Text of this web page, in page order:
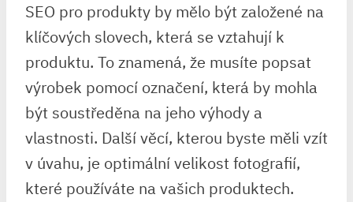
SEO pro produkty by mělo být založené na
klíčových slovech, která se vztahují k
produktu. To znamená, že musíte popsat
výrobek pomocí označení, která by mohla
být soustředěna na jeho výhody a
vlastnosti. Další věcí, kterou byste měli vzít
v úvahu, je optimální velikost fotografií,
které používáte na vašich produktech.